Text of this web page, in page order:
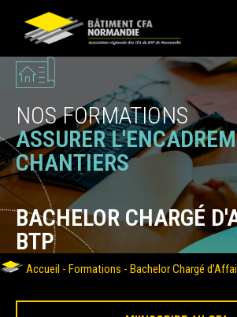
NOS FORMATIONS
ASSURER
CHANTIERS
BACHELORCHARGÉ
BTP
Accueil - Formations - Bachelor Chargé